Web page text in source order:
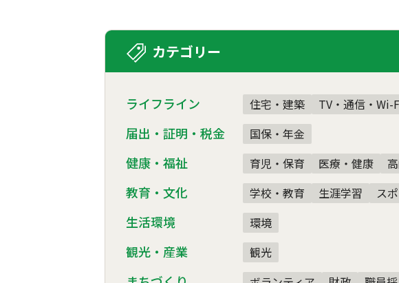
カテゴリー
ライフライン 住宅・建築 TV・通信・Wi-
届出・証明・税金 国保・年金
健康・福祉 育児・保育 医療・健康
教育・文化 学校・教育 生涯学習 ス
生活環境 環境
観光・産業 観光